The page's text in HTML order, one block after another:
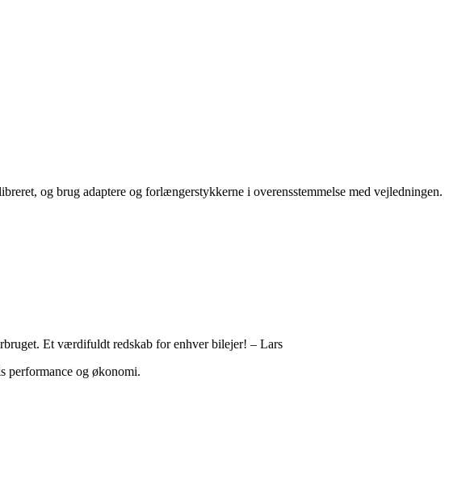
og brug adaptere og forlængerstykkerne i overensstemmelse med vejledningen.
Et værdifuldt redskab for enhver bilejer! – Lars
performance og økonomi.